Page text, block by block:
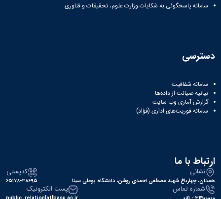
سامانه پاسخگوئی به شکایات وزارت علوم، تحقیقات و فناوری
دسترسی
سامانه شفافیت
بیانیه صیانت از داده‌ها
گزارش آماری وب‌ سایت
سامانه فوریت‌های اداری (فؤاد)
ارتباط با ما
نشانی
همدان، چهارباغ شهید مصطفی احمدی روشن، دانشگاه بوعلی سینا
کدپستی
۶۵۱۷۸-۳۸۶۹۵
شماره تماس پست الکترونیک